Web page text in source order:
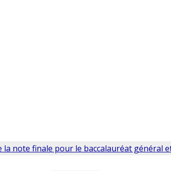
la note finale pour le baccalauréat général